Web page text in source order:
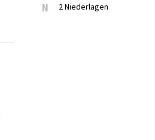
N 2 Niederlagen